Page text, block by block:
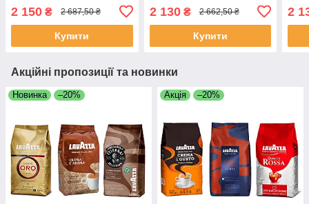
2 150 ₴ 2 687,50 ₴
Купити
2 130₴ 2 662,50 ₴
Купити
2
Акційні пропозиції та новинки
Новинка –20% Акція –20%